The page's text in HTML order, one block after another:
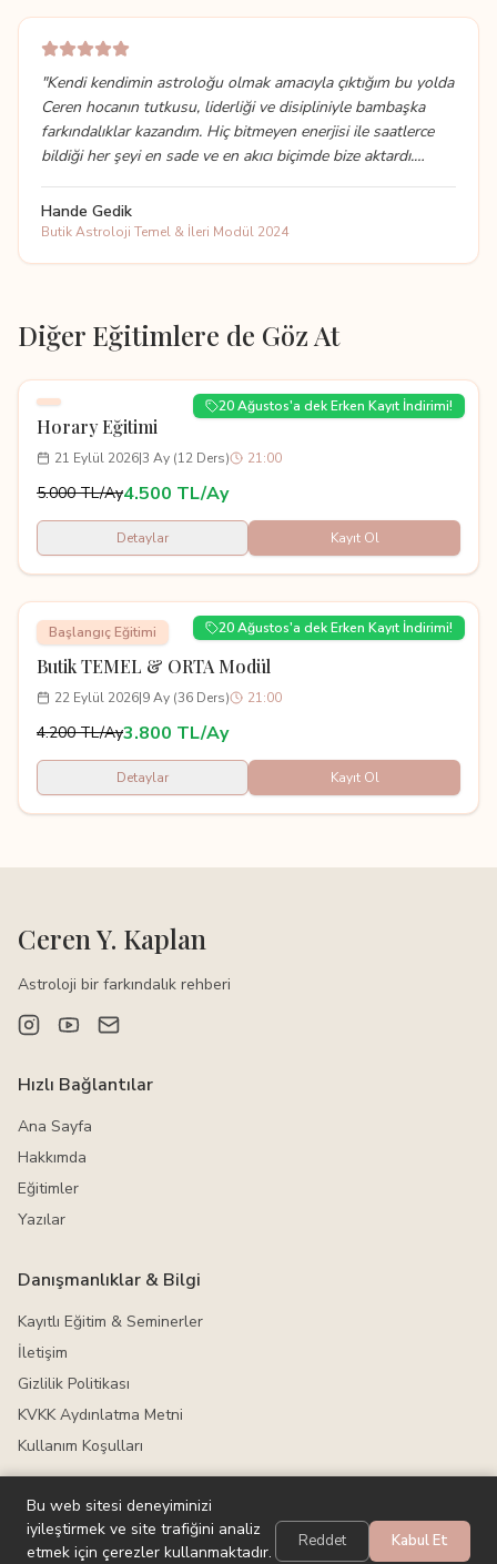
hissediyorum. Bu eğitimin devamı da eminim bu kadar güzel
olacaktır."
"Kendi kendimin astroloğu olmak amacıyla çıktığım bu yolda
Ceren hocanın tutkusu, liderliği ve disipliniyle bambaşka
farkındalıklar kazandım. Hiç bitmeyen enerjisi ile saatlerce
bildiği her şeyi en sade ve en akıcı biçimde bize aktardı.
gösteriyor. Bu eğitim farklı ekollerden bakış açılarıyla derin
bir astroloji müfredatını barındırıyor. Butik bir sınıfta
hocamın muhteşem eğitmenliği eşliğindeki bu eğitimi
kaçırmamalarını tavsiye ederim.
Hande Gedik
Butik Astroloji Temel & İleri Modül 2024
Diğer Eğitimlere de Göz At
20 Ağustos'a dek Erken Kayıt İndirimi!
Horary Eğitimi
21 Eylül 2026|3 Ay (12 Ders) 21:00
5.000 TL/Ay4.500 TL/Ay
Detaylar Kayıt Ol
20 Ağustos'a dek Erken Kayıt İndirimi!
Başlangıç Eğitimi
Butik TEMEL & ORTA Modül
22 Eylül 2026|9 Ay (36 Ders) 21:00
4.200 TL/Ay3.800 TL/Ay
Detaylar Kayıt Ol
Ceren Y. Kaplan
Astroloji bir farkındalık rehberi
Hızlı Bağlantılar
Ana Sayfa
Hakkımda
Eğitimler
Yazılar
Danışmanlıklar & Bilgi
Kayıtlı Eğitim & Seminerler
İletişim
Gizlilik Politikası
KVKK Aydınlatma Metni
Kullanım Koşulları
© 2026 Ceren Yalçın Kaplan. Tüm hakları saklıdır.
Bu web sitesi deneyiminizi
iyileştirmek ve site trafiğini analiz
etmek için çerezler kullanmaktadır.
Reddet Kabul Et